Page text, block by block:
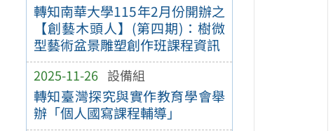
轉知南華大學115年2月份開辦之
【創藝木頭人】(第四期)：樹微
型藝術盆景雕塑創作班課程資訊
2025-11-26 設備組
轉知臺灣探究與實作教育學會舉
辦「個人國寫課程輔導」